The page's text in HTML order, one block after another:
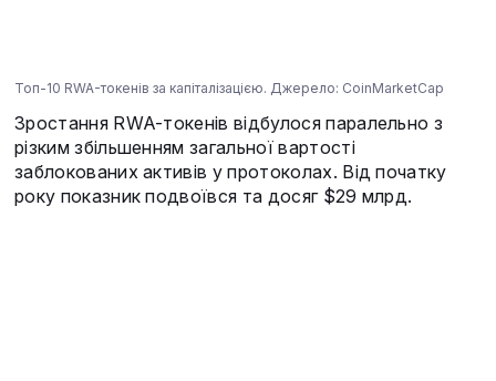
Топ-10 RWA-токенів за капіталізацією. Джерело: CoinMarketCap
Зростання RWA-токенів відбулося паралельно з
різким збільшенням загальної вартості
заблокованих активів у протоколах. Від початку
року показник подвоївся та досяг $29 млрд.